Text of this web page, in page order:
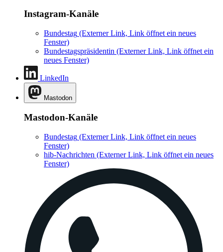
Instagram-Kanäle
Bundestag (Externer Link, Link öffnet ein neues
Fenster)
Bundestagspräsidentin (Externer Link, Link öffnet ein
neues Fenster)
LinkedIn
Mastodon
Mastodon-Kanäle
Bundestag (Externer Link, Link öffnet ein neues
Fenster)
hib-Nachrichten (Externer Link, Link öffnet ein neues
Fenster)